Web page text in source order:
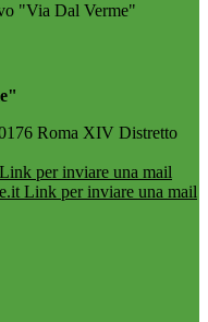
"Via Dal Verme"
Roma XIV Distretto
Link per inviare una mail
Link per inviare una mail